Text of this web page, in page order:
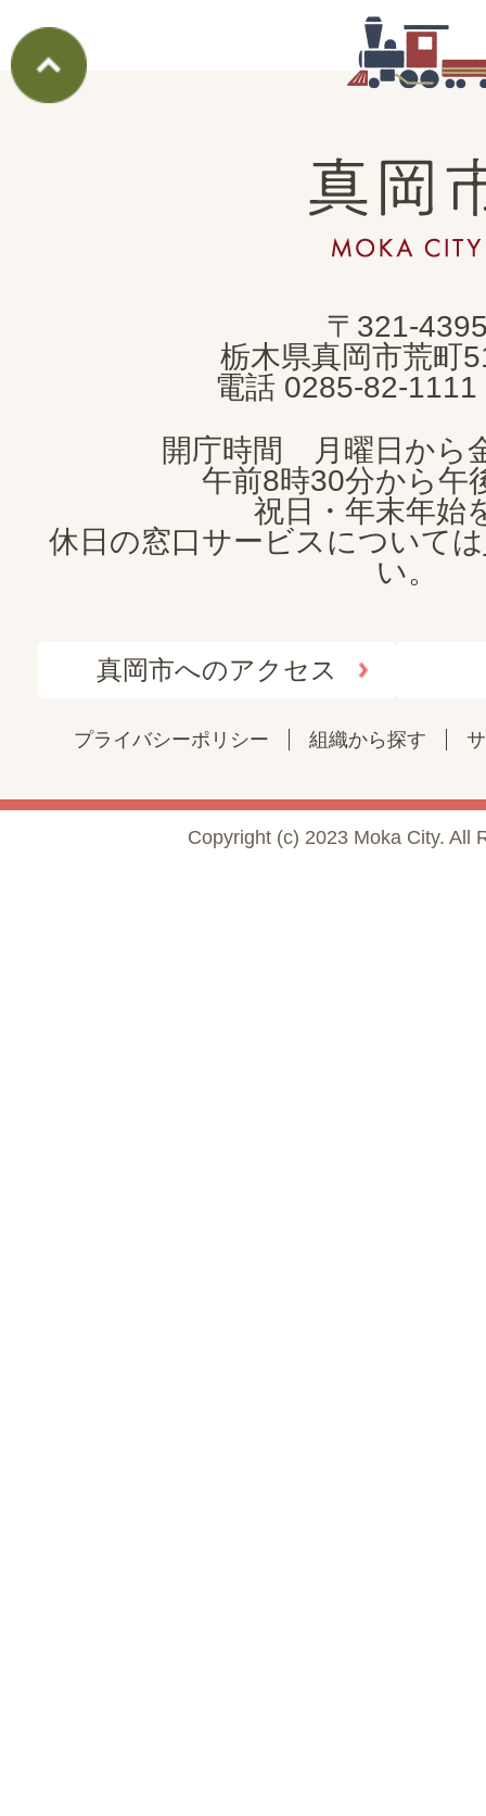
真
岡
市
CITY
〒321-
栃木県真岡市荒町
電話 0285-82-1111
開庁時間 月曜日から
午前8時30分から午
祝日・年末年始
休日の窓口サービスについては
い。
真岡市へのアクセス
プライバシーポリシー 組織から探す
Copyright (c) 2023 Moka City. All